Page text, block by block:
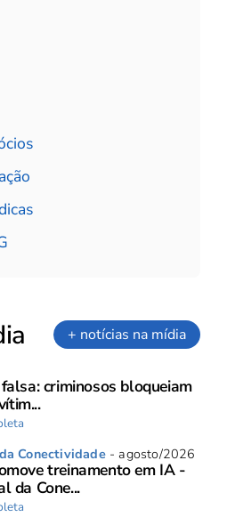
+ notícias na mídia
criminosos bloqueiam
Conectividade- agosto/2026
treinamento em IA -
da Cone...